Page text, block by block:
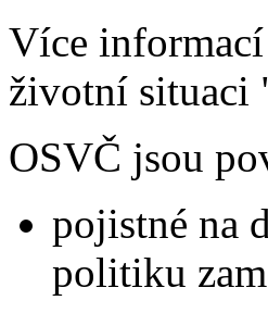
Více informací
životní situaci
OSVČ jsou
pojistné na
politiku